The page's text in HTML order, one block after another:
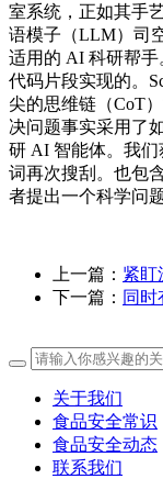
室系统，正如其手
语模子（LLM）司
适用的 AI 科研帮手
代码片段实现的。
尖的思维链（CoT
决问题事实采用了
研 AI 智能体。我
词再次搜刮。也包
者提出一个科学问题
上一篇： 紧盯
下一篇： 同时
关于我们
食品安全常识
食品安全动态
联系我们